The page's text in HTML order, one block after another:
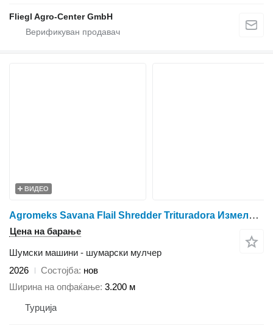
Fliegl Agro-Center GmbH
ВИДЕО
Agromeks Savana Flail Shredder Trituradora Измельчитель ماكينة تقطيع
Цена на барање
Шумски машини - шумарски мулчер
2026
Состојба нов
Ширина на опфаќање 3.200 м
Турција